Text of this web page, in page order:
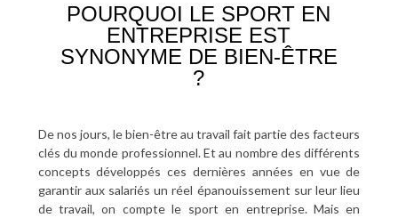
POURQUOI LE SPORT EN
ENTREPRISE EST
SYNONYME DE BIEN-ÊTRE
?
De nos jours, le bien-être au travail fait partie des facteurs
clés du monde professionnel. Et au nombre des différents
concepts développés ces dernières années en vue de
garantir aux salariés un réel épanouissement sur leur lieu
de travail, on compte le sport en entreprise. Mais en